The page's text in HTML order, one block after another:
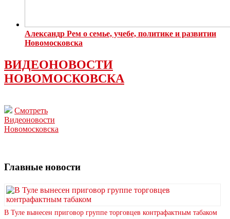
Александр Рем о семье, учебе, политике и развитии
Новомосковска
ВИДЕОНОВОСТИ
НОВОМОСКОВСКА
Смотреть
Видеоновости
Новомосковска
Главные новости
В Туле вынесен приговор группе торговцев контрафактным табаком